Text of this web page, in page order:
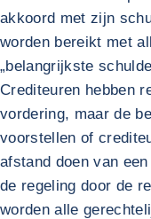
akkoord met zijn
worden bereikt met
„belangrijkste
Crediteuren hebben
vordering, maar de
voorstellen of
afstand doen van
de regeling door de
worden alle